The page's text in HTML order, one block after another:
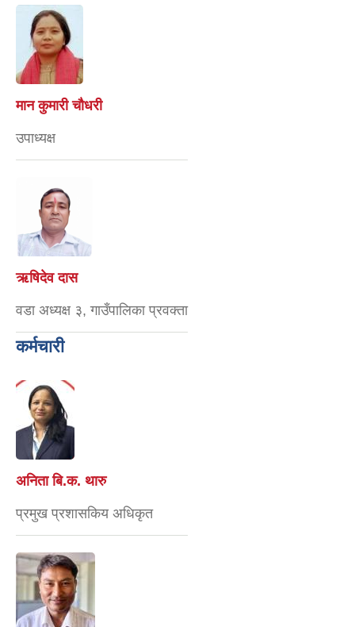
मान कुमारी चौधरी
उपाध्यक्ष
ऋषिदेव दास
वडा अध्यक्ष ३, गाउँपालिका प्रवक्ता
कर्मचारी
अनिता बि.क. थारु
प्रमुख प्रशासकिय अधिकृत